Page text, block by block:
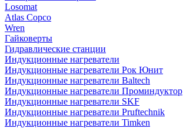
Losomat
Atlas Copco
Wren
Гайковерты
Гидравлические станции
Индукционные нагреватели
Индукционные нагреватели Рок Юнит
Индукционные нагреватели Baltech
Индукционные нагреватели Проминдуктор
Индукционные нагреватели SKF
Индукционные нагреватели Pruftechnik
Индукционные нагреватели Timken